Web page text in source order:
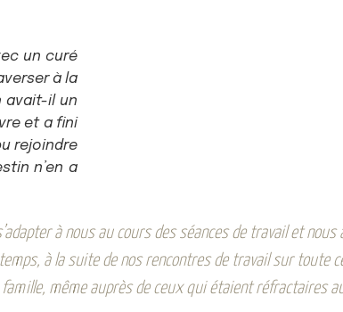
un curé
à la
avait-il un
et a fini
rejoindre
n’en a
à nous au cours des séances de travail et nous
à la suite de nos rencontres de travail sur toute
même auprès de ceux qui étaient réfractaires